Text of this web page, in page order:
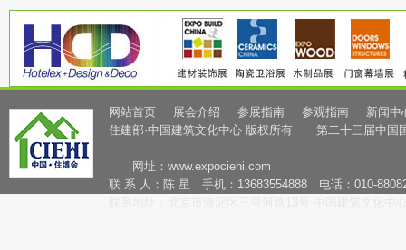
网站首页 展会介绍 参展指南 参观指南
新闻中
住建部·中国建筑文化中心 版权所有 第二十三届中国
网址： www.expociehi.com
联 系 人：陈 星 手机：13683554888 电话：010-